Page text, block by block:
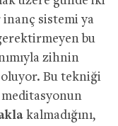
inanç sistemi ya
bu
zihnin
Bu tekniği
kalmadığını,